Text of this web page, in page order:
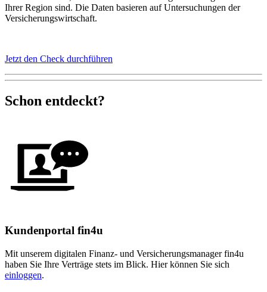
Ihrer Region sind. Die Daten basieren auf Untersuchungen der
Versicherungswirtschaft.
Jetzt den Check durchführen
Schon entdeckt?
Kundenportal fin4u
Mit unserem digitalen Finanz- und Versicherungsmanager fin4u
haben Sie Ihre Verträge stets im Blick. Hier können Sie sich
einloggen.